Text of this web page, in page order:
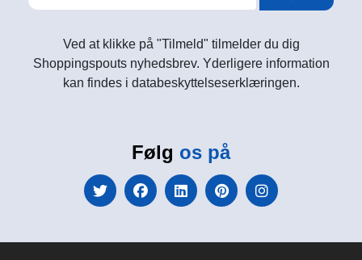
Ved at klikke på "Tilmeld" tilmelder du dig
Shoppingspouts nyhedsbrev. Yderligere information
kan findes i databeskyttelseserklæringen.
Følg os på